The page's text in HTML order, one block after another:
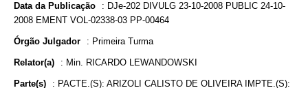
Data da Publicação : DJe-202 DIVULG 23-10-2008 PUBLIC 24-10-
2008 EMENT VOL-02338-03 PP-00464
Órgão Julgador : Primeira Turma
Relator(a) : Min. RICARDO LEWANDOWSKI
Parte(s) : PACTE.(S): ARIZOLI CALISTO DE OLIVEIRA IMPTE.(S):